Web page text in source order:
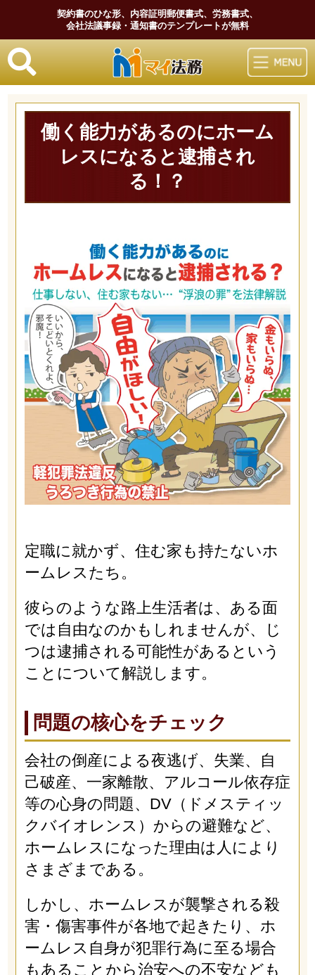
契約書のひな形、内容証明郵便書式、労務書式、
会社法議事録・通知書のテンプレートが無料
マイ法務
働く能力があるのにホーム
レスになると逮捕され
る！？
定職に就かず、住む家も持たないホ
ームレスたち。
彼らのような路上生活者は、ある面
では自由なのかもしれませんが、じ
つは逮捕される可能性があるという
ことについて解説します。
問題の核心をチェック
会社の倒産による夜逃げ、失業、自
己破産、一家離散、アルコール依存症
等の心身の問題、DV（ドメスティッ
クバイオレンス）からの避難など、
ホームレスになった理由は人により
さまざまである。
しかし、ホームレスが襲撃される殺
害・傷害事件が各地で起きたり、ホ
ームレス自身が犯罪行為に至る場合
もあることから治安への不安なども